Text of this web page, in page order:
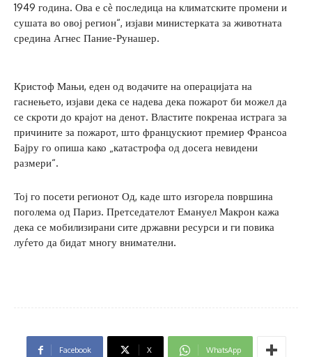
1949 година. Ова е сѐ последица на климатските промени и
сушата во овој регион“, изјави министерката за животната
средина Агнес Пание-Рунашер.
Кристоф Мањи, еден од водачите на операцијата на
гаснењето, изјави дека се надева дека пожарот би можел да
се скроти до крајот на денот. Властите покренаа истрага за
причините за пожарот, што францускиот премиер Франсоа
Бајру го опиша како „катастрофа од досега невидени
размери“.
Тој го посети регионот Од, каде што изгорела површина
поголема од Париз. Претседателот Емануел Макрон кажа
дека се мобилизирани сите државни ресурси и ги повика
луѓето да бидат многу внимателни.
Facebook X WhatsApp